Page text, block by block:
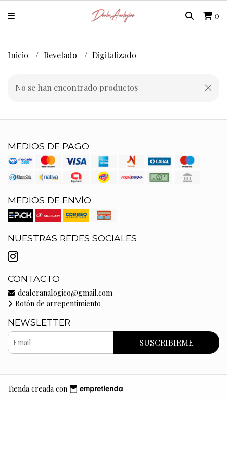
0
Inicio Revelado Digitalizado
No se han encontrado productos
MEDIOS DE PAGO
MEDIOS DE ENVÍO
NUESTRAS REDES SOCIALES
CONTACTO
dealeranalogico@gmail.com
Botón de arrepentimiento
NEWSLETTER
SUSCRIBIRME
Tienda creada con